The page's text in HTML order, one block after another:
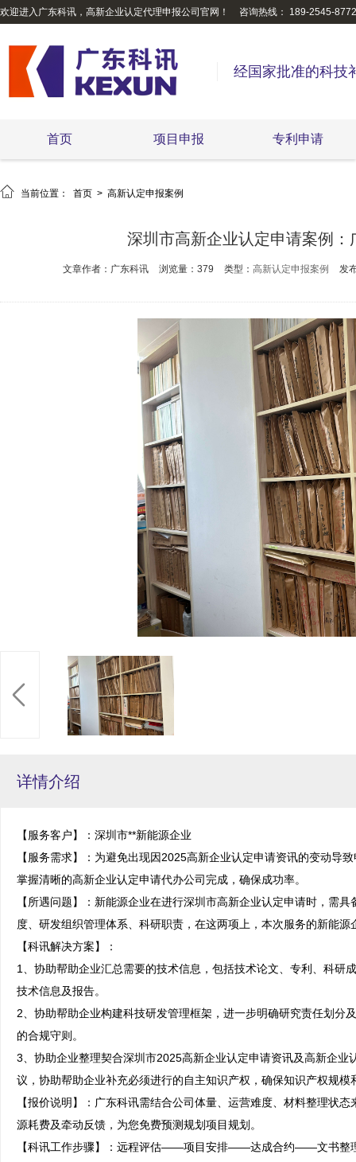
欢迎进入广东科讯，高新企业认定代理申报公司官网！ 咨询热线： 189-2545-8772
经国家批准的科技
首页 项目申报 专利申请
 当前位置： 首页 > 高新认定申报案例
深圳市高新企业认定申请案例
文章作者：广东科讯 浏览量：379 类型： 高新认定申报案例 发
详情介绍
【服务客户】：深圳市**新能源企业
【服务需求】：为避免出现因2025高新企业认定申请资讯的变动导
掌握清晰的高新企业认定申请代办公司完成，确保成功率。
【所遇问题】：新能源企业在进行深圳市高新企业认定申请时，需
度、研发组织管理体系、科研职责，在这两项上，本次服务的新能源
【科讯解决方案】：
1、协助帮助企业汇总需要的技术信息，包括技术论文、专利、科研
技术信息及报告。
2、协助帮助企业构建科技研发管理框架，进一步明确研究责任划分
的合规守则。
3、协助企业整理契合深圳市2025高新企业认定申请资讯及高新企
议，协助帮助企业补充必须进行的自主知识产权，确保知识产权规
【报价说明】：广东科讯需结合公司体量、运营难度、材料整理状
源耗费及牵动反馈，为您免费预测规划项目规划。
【科讯工作步骤】：远程评估——项目安排——达成合约——文书